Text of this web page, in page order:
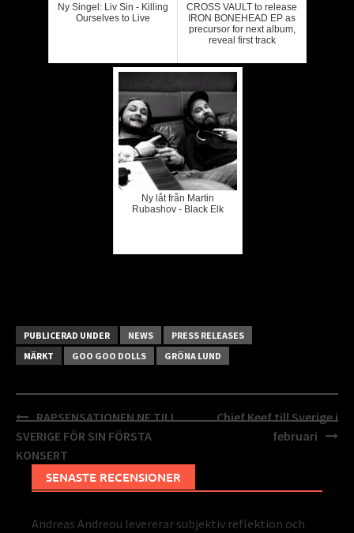
Ny Singel: Liv Sin - Killing
Ourselves to Live
CROSS VAULT to release
IRON BONEHEAD EP as
precursor for next album,
reveal first track
Ny låt från Martin
Rubashov - Black Elk
PUBLICERAD UNDER NEWS
PRESS RELEASES
MÄRKT
GOO GOO DOLLS GRÖNA LUND
Inläggsnavigering
RAPSENSATIONEN NF TILL
SVERIGE FÖR SIN FÖRSTA
KONSERT
Chief Keef till Sverige i
februari
SENASTE RECENSIONER
Andreas Andreou levererar subjektiv reflektion och